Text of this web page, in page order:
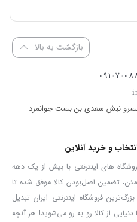
بازگشت به بالا
نبش سعدی بن بست جوانمرد
و خرید آنلاین
های اینترنتی با بیش از یک دهه
تضمین اصل‌بودن کالا موفق شده تا
فروشگاه اینترنتی ایران تبدیل
از کالا رو به رو می‌شوید! هر آنچه